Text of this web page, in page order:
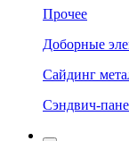
Прочее
Доборные
Сайдинг
Сэндвич-